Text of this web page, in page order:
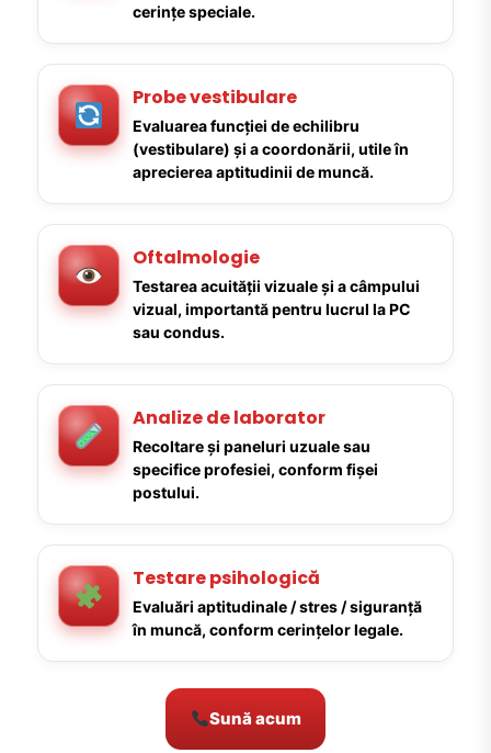
cerințe speciale.
Probe vestibulare
Evaluarea funcției de echilibru
(vestibulare) și a coordonării, utile în
aprecierea aptitudinii de muncă.
Oftalmologie
Testarea acuității vizuale și a câmpului
vizual, importantă pentru lucrul la PC
sau condus.
Analize de laborator
Recoltare și paneluri uzuale sau
specifice profesiei, conform fișei
postului.
Testare psihologică
Evaluări aptitudinale / stres / siguranță
în muncă, conform cerințelor legale.
Sună acum